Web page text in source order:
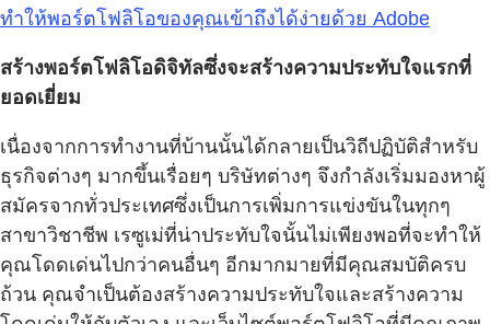
ทำให้พอร์ตโฟลิโอของคุณเข้าถึงได้ง่ายด้วย Adobe
สร้างพอร์ตโฟลิโอดิจิทัลซึ่งจะสร้างความประทับใจแรกที่
ยอดเยี่ยม
เนื่องจากการทำงานที่บ้านนั้นได้กลายเป็นวิถีปฏิบัติสำหรับ
ธุรกิจต่างๆ มากขึ้นเรื่อยๆ บริษัทต่างๆ จึงกำลังเริ่มมองหาผู้
สมัครจากทั่วประเทศซึ่งเป็นการเพิ่มการแข่งขันในทุกๆ
สาขาวิชาชีพ เรซูเม่ที่น่าประทับใจนั้นไม่เพียงพอที่จะทำให้
คุณโดดเด่นไปกว่าคนอื่นๆ อีกมากมายที่มีคุณสมบัติครบ
ถ้วน คุณจำเป็นต้องสร้างความประทับใจและสร้างความ